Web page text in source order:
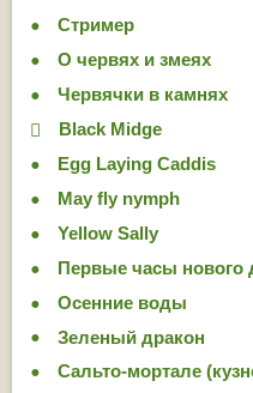
Стример
О червях и змеях
Червячки в камнях
Black Midge
Egg Laying Caddis
May fly nymph
Yellow Sally
Первые часы нового
Осенние воды
Зеленый дракон
Сальто-мортале